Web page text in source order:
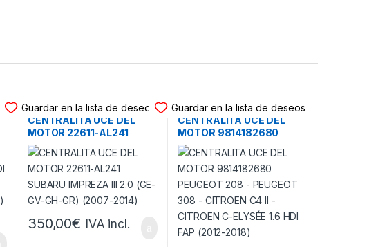
Guardar en la lista de deseos
CENTRALITA UCE DEL
MOTOR 22611-AL241
SUBARU IMPREZA III 2.0
(GE-GV-GH-GR) (2007-
2014)
350,00€ IVA incl.
Guardar en la lista de deseos
CENTRALITA UCE DEL
MOTOR 9814182680
PEUGEOT 208 – PEUGEOT
308 – CITROEN C4 II –
CITROEN C-ELYSÉE 1.6
HDI FAP (2012-2018)